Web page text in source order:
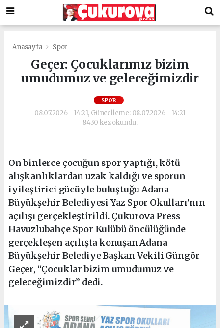
Anasayfa Spor
Geçer: Çocuklarımız bizim
umudumuz ve geleceğimizdir
SPOR
08.07.2026 - 14:21, Güncelleme: 08.07.2026 - 14:21
8430 kez okundu.
On binlerce çocuğun spor yaptığı, kötü
alışkanlıklardan uzak kaldığı ve sporun
iyileştirici gücüyle buluştuğu Adana
Büyükşehir Belediyesi Yaz Spor Okulları’nın
açılışı gerçekleştirildi. Çukurova Press
Havuzlubahçe Spor Kulübü öncülüğünde
gerçekleşen açılışta konuşan Adana
Büyükşehir Belediye Başkan Vekili Güngör
Geçer, “Çocuklar bizim umudumuz ve
geleceğimizdir” dedi.